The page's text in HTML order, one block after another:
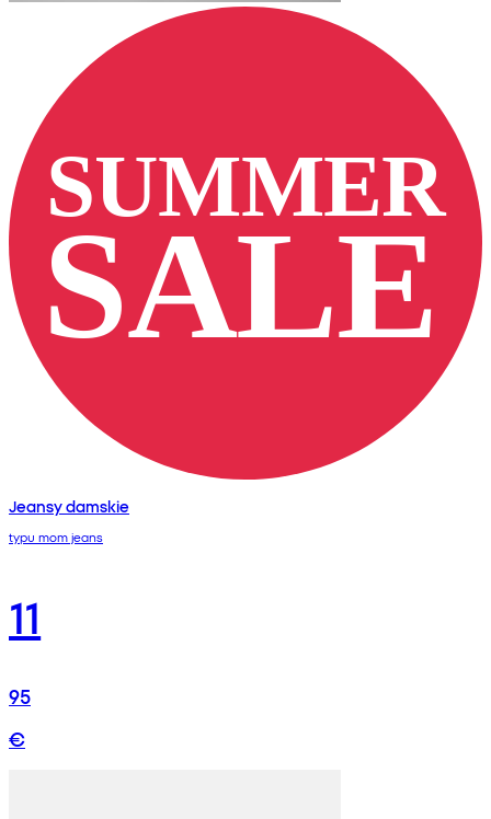
Jeansy damskie
typu mom jeans
11
95
€